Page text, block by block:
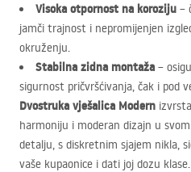
Visoka otpornost na koroziju –
jamči trajnost i nepromijenjen
okruženju.
Stabilna zidna montaža –
sigurnost pričvršćivanja, čak i pod
Dvostruka vješalica Modern
harmoniju i moderan dizajn u
detalju, s diskretnim sjajem nikla,
vaše kupaonice i dati joj dozu